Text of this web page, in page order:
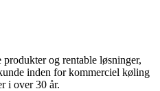
og rentable løsninger,
inden for kommerciel køling
i over 30 år.